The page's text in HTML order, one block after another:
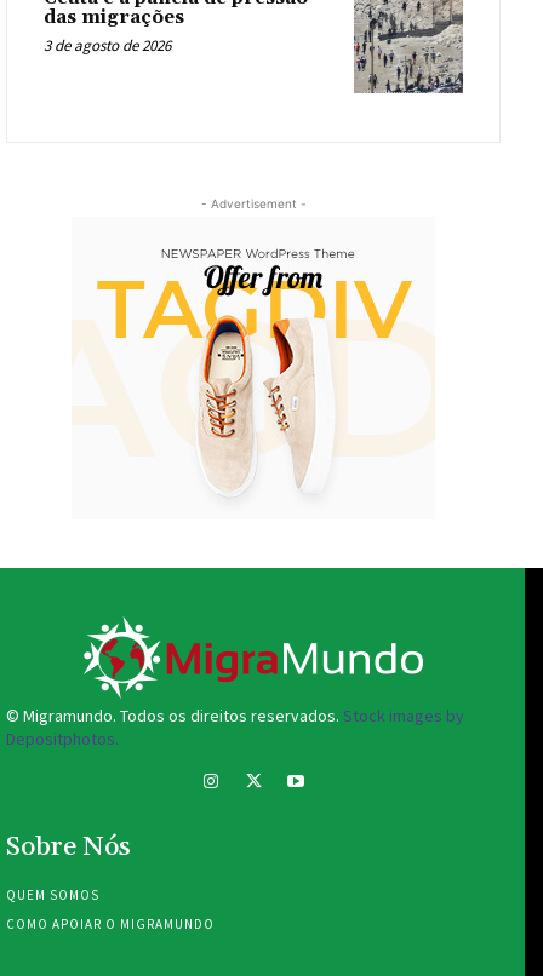
das migrações
3 de agosto de 2026
- Advertisement -
© Migramundo. Todos os direitos reservados. Stock images by
Depositphotos.
Sobre Nós
QUEM SOMOS
COMO APOIAR O MIGRAMUNDO